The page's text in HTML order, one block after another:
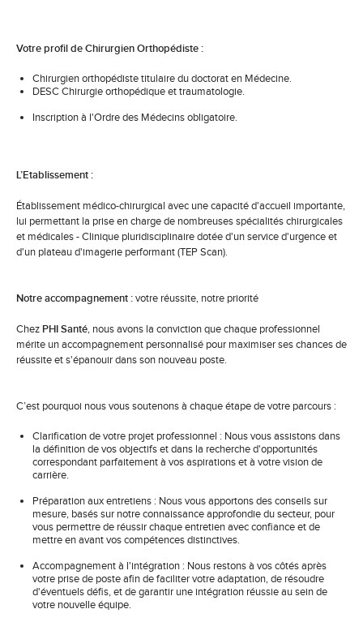
Votre profil de Chirurgien Orthopédiste :
Chirurgien orthopédiste titulaire du doctorat en Médecine.
DESC Chirurgie orthopédique et traumatologie.
Inscription à l'Ordre des Médecinsobligatoire.
L’Etablissement :
Établissement médico-chirurgical avec une capacité d'accueil importante,
lui permettant la prise en charge de nombreuses spécialités chirurgicales
et médicales - Clinique pluridisciplinaire dotée d'un service d'urgence et
d'un plateau d'imagerie performant (TEP Scan).
Notre accompagnement :votre réussite, notre priorité
Chez PHI Santé, nous avons la conviction que chaque professionnel
mérite un accompagnement personnalisé pour maximiser ses chances de
réussite et s'épanouir dans son nouveau poste.
C’est pourquoi nous vous soutenons à chaque étape de votre parcours :
Clarification de votre projet professionnel : Nous vous assistons dans
la définition de vos objectifs et dans la recherche d'opportunités
correspondant parfaitement à vos aspirations et à votre vision de
carrière.
Préparation aux entretiens : Nous vous apportons des conseils sur
mesure, basés sur notre connaissance approfondie du secteur, pour
vous permettre de réussir chaque entretien avec confiance et de
mettre en avant vos compétences distinctives.
Accompagnement à l'intégration : Nous restons à vos côtés après
votre prise de poste afin de faciliter votre adaptation, de résoudre
d'éventuels défis, et de garantir une intégration réussie au sein de
votre nouvelle équipe.